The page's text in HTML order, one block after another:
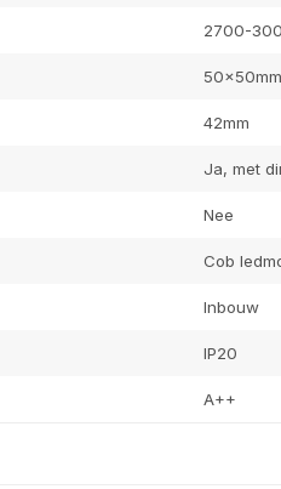
2700-
50x50mm
42mm
Ja, met
Nee
Cob
Inbouw
IP20
A++